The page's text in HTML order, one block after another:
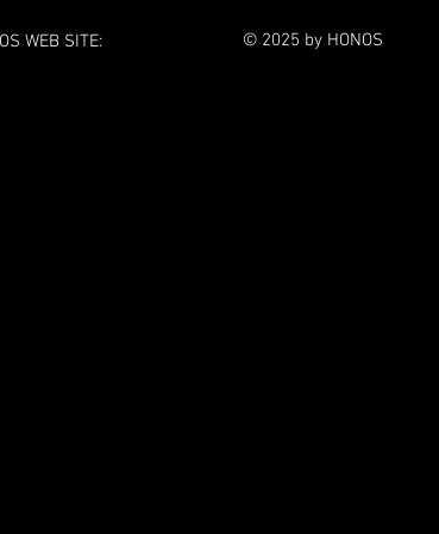
WEB SITE:
© 2025 by HONOS